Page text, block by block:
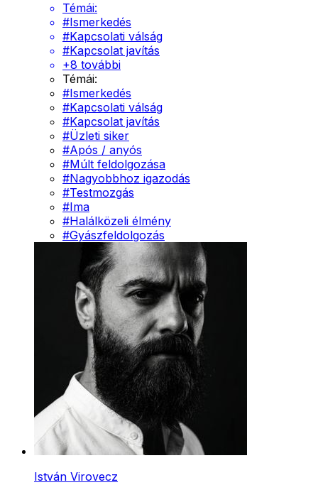
Témái:
#Ismerkedés
#Kapcsolati válság
#Kapcsolat javítás
+8 további
Témái:
#Ismerkedés
#Kapcsolati válság
#Kapcsolat javítás
#Üzleti siker
#Após / anyós
#Múlt feldolgozása
#Nagyobbhoz igazodás
#Testmozgás
#Ima
#Halálközeli élmény
#Gyászfeldolgozás
István Virovecz